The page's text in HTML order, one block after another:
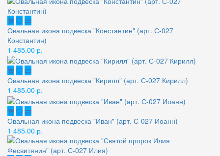
Овальная икона подвеска "Константин" (арт. С-027
Константин)
1 485.00 р.
Овальная икона подвеска "Кирилл" (арт. С-027 Кирилл)
1 485.00 р.
Овальная икона подвеска "Иван" (арт. С-027 Иоанн)
1 485.00 р.